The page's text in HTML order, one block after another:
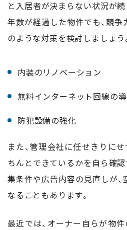
と入居者が決まらない状況が
年数が経過した物件でも、競
のような対策を検討しましょう
内装のリノベーション
無料インターネット回線の
防犯設備の強化
また、管理会社に任せきりに
ちんとできているかを自ら確
集条件や広告内容の見直しが
なることもあります。
最近では、オーナー自らが物